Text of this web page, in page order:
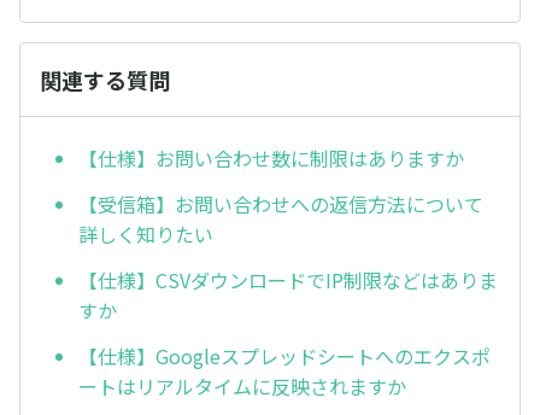
関連する質問
【仕様】お問い合わせ数に制限はありますか
【受信箱】お問い合わせへの返信方法について
詳しく知りたい
【仕様】CSVダウンロードでIP制限などはありま
すか
【仕様】Googleスプレッドシートへのエクスポ
ートはリアルタイムに反映されますか